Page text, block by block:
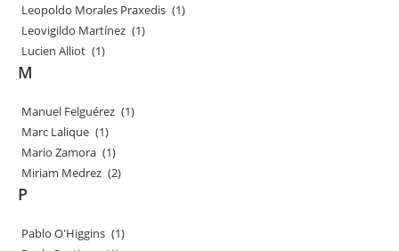
Leopoldo Morales Praxedis (1)
Leovigildo Martínez (1)
Lucien Alliot (1)
M
Manuel Felguérez (1)
Marc Lalique (1)
Mario Zamora (1)
Miriam Medrez (2)
P
Pablo O'Higgins (1)